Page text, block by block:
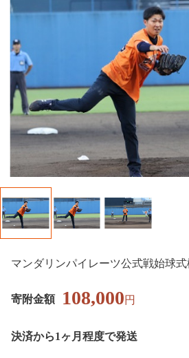
マンダリンパイレーツ公式戦始球式
寄附金額 108,000円
決済から1ヶ月程度で発送